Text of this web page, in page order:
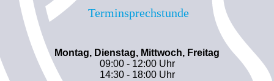
Terminsprechstunde
Montag, Dienstag, Mittwoch, Freitag
09:00 - 12:00 Uhr
14:30 - 18:00 Uhr